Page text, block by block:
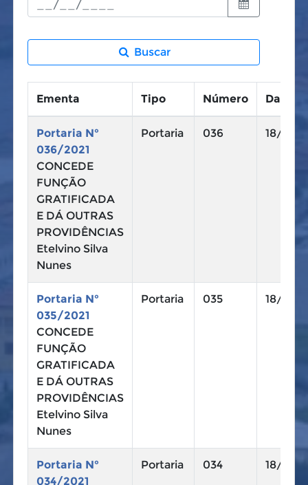
Buscar
Ementa Tipo Número Data
Portaria N°
036/2021
CONCEDE
FUNÇÃO
GRATIFICADA
E DÁ OUTRAS
PROVIDÊNCIAS
Etelvino Silva
Nunes
Portaria 036 18/10/
Portaria N°
035/2021
CONCEDE
FUNÇÃO
GRATIFICADA
E DÁ OUTRAS
PROVIDÊNCIAS
Etelvino Silva
Nunes
Portaria 035 18/10/
Portaria N°
034/2021
Portaria 034 18/10/